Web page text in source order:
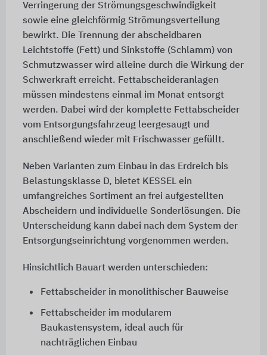
Verringerung der Strömungsgeschwindigkeit
sowie eine gleichförmig Strömungsverteilung
bewirkt. Die Trennung der abscheidbaren
Leichtstoffe (Fett) und Sinkstoffe (Schlamm) von
Schmutzwasser wird alleine durch die Wirkung der
Schwerkraft erreicht. Fettabscheideranlagen
müssen mindestens einmal im Monat entsorgt
werden. Dabei wird der komplette Fettabscheider
vom Entsorgungsfahrzeug leergesaugt und
anschließend wieder mit Frischwasser gefüllt.
Neben Varianten zum Einbau in das Erdreich bis
Belastungsklasse D, bietet KESSEL ein
umfangreiches Sortiment an frei aufgestellten
Abscheidern und individuelle Sonderlösungen. Die
Unterscheidung kann dabei nach dem System der
Entsorgungseinrichtung vorgenommen werden.
Hinsichtlich Bauart werden unterschieden:
Fettabscheider in monolithischer Bauweise
Fettabscheider im modularem
Baukastensystem, ideal auch für
nachträglichen Einbau